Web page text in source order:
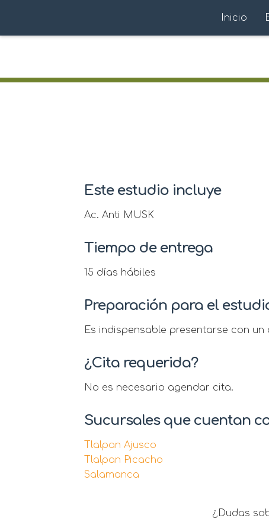
Inicio
Este estudio incluye
Ac. Anti MUSK
Tiempo de entrega
15 días hábiles
Preparación para el
Es indispensable presentarse con un
¿Cita requerida?
No es necesario agendar cita.
Sucursales que cuentan
Tlalpan Ajusco
Tlalpan Picacho
Salamanca
¿Dudas